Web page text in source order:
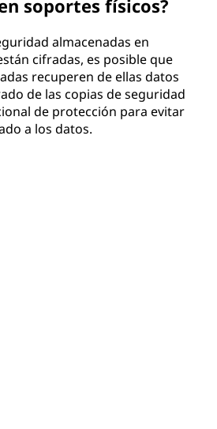
soportes físicos?
almacenadas en
cifradas, es posible que
recuperen de ellas datos
de las copias de seguridad
de protección para evitar
a los datos.